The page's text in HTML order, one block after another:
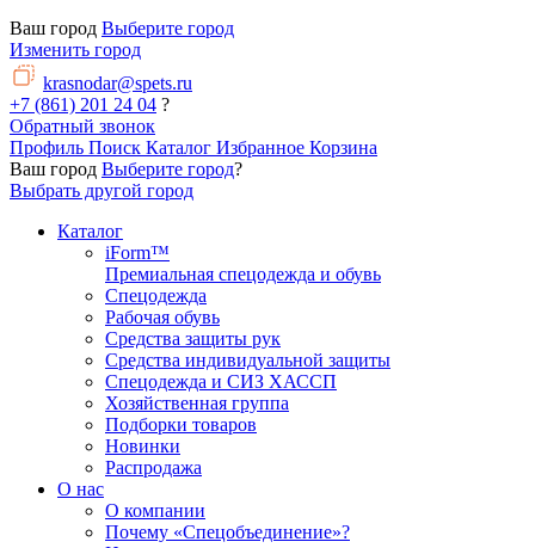
Ваш город Выберите город
Изменить город
krasnodar@spets.ru
+7 (861) 201 24 04 ?
Обратный звонок
Профиль Поиск Каталог Избранное Корзина
Ваш город Выберите город?
Выбрать другой город
Каталог
iForm™
Премиальная спецодежда и обувь
Спецодежда
Рабочая обувь
Средства защиты рук
Средства индивидуальной защиты
Спецодежда и СИЗ ХАССП
Хозяйственная группа
Подборки товаров
Новинки
Распродажа
О нас
О компании
Почему «Спецобъединение»?